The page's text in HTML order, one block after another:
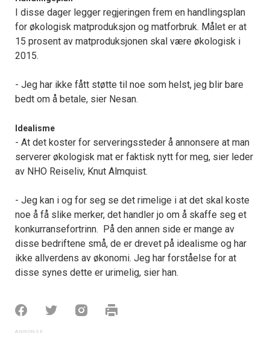
I disse dager legger regjeringen frem en handlingsplan
for økologisk matproduksjon og matforbruk. Målet er at
15 prosent av matproduksjonen skal være økologisk i
2015.
- Jeg har ikke fått støtte til noe som helst, jeg blir bare
bedt om å betale, sier Nesan.
Idealisme
- At det koster for serveringssteder å annonsere at man
serverer økologisk mat er faktisk nytt for meg, sier leder
av NHO Reiseliv, Knut Almquist.
- Jeg kan i og for seg se det rimelige i at det skal koste
noe å få slike merker, det handler jo om å skaffe seg et
konkurransefortrinn. På den annen side er mange av
disse bedriftene små, de er drevet på idealisme og har
ikke allverdens av økonomi. Jeg har forståelse for at
disse synes dette er urimelig, sier han.